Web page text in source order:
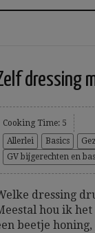
dressing
Cooking Time: 5
Allerlei
Basics
GV bijgerechten en
dressing
hou ik
beetje